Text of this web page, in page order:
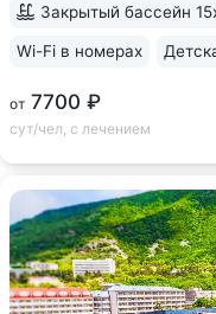
от 7700 ₽
сут/чел, с лечением
Закрытый бассейн
Wi-Fi в номерах